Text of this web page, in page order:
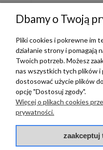
0
zebranych i
Dbamy o Twoją
Pliki cookies i pokrewne im
działanie strony i pomagają
Twoich potrzeb. Możesz
nas wszystkich tych plików i
dostosować użycie plików
opcję "Dostosuj zgody".
Więcej o plikach cookies
prywatności.
zaakceptuj